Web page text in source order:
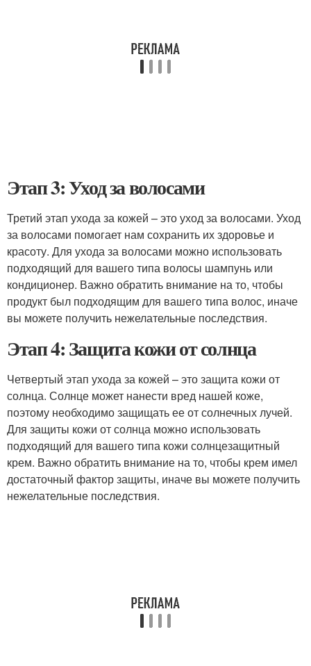
Этап 3: Уход за волосами
Третий этап ухода за кожей – это уход за волосами. Уход
за волосами помогает нам сохранить их здоровье и
красоту. Для ухода за волосами можно использовать
подходящий для вашего типа волосы шампунь или
кондиционер. Важно обратить внимание на то, чтобы
продукт был подходящим для вашего типа волос, иначе
вы можете получить нежелательные последствия.
Этап 4: Защита кожи от солнца
Четвертый этап ухода за кожей – это защита кожи от
солнца. Солнце может нанести вред нашей коже,
поэтому необходимо защищать ее от солнечных лучей.
Для защиты кожи от солнца можно использовать
подходящий для вашего типа кожи солнцезащитный
крем. Важно обратить внимание на то, чтобы крем имел
достаточный фактор защиты, иначе вы можете получить
нежелательные последствия.